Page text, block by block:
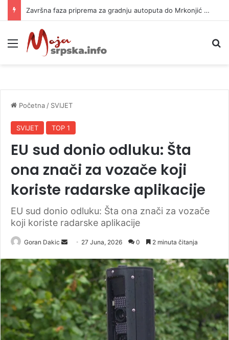
Završna faza priprema za gradnju autoputa do Mrkonjić Grada
Meni
Početna / SVIJET
SVIJET TOP 1
EU sud donio odluku: Šta
ona znači za vozače koji
koriste radarske aplikacije
EU sud donio odluku: Šta ona znači za vozače
koji koriste radarske aplikacije
Goran Dakic
d
a
n
e
m
27 Juna, 2026 0 2 minuta čitanja